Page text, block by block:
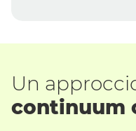
Un
continuum